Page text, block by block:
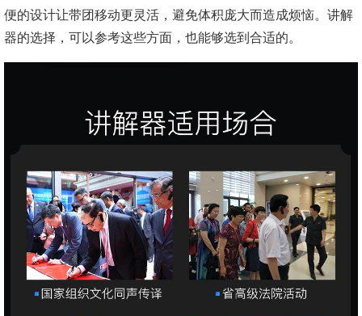
便的设计让带团移动更灵活，避免体积庞大而造成烦恼。讲解
器的选择，可以参考这些方面，也能够选到合适的。